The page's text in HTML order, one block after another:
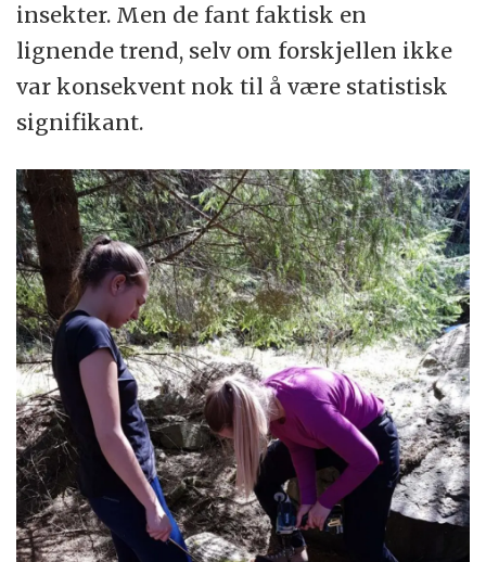
insekter. Men de fant faktisk en
lignende trend, selv om forskjellen ikke
var konsekvent nok til å være statistisk
signifikant.